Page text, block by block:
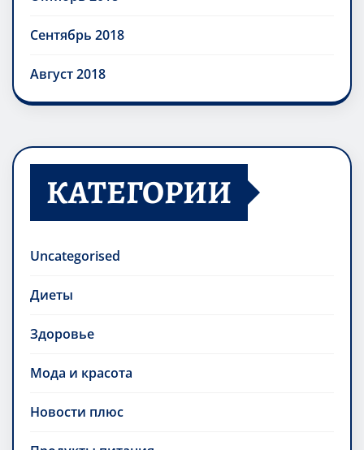
Сентябрь 2018
Август 2018
КАТЕГОРИИ
Uncategorised
Диеты
Здоровье
Мода и красота
Новости плюс